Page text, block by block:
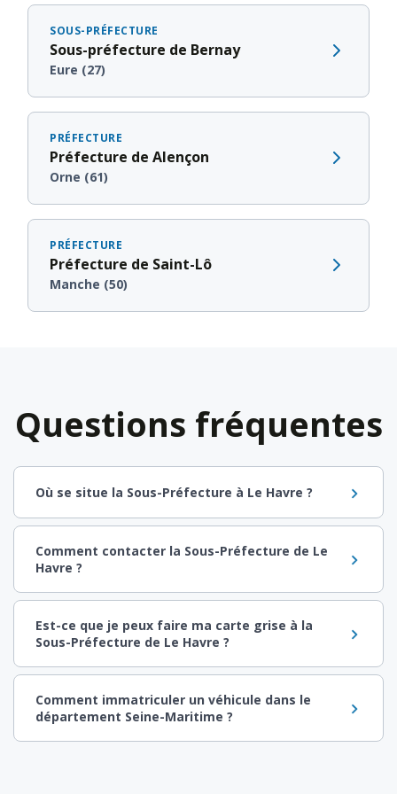
SOUS-PRÉFECTURE
Sous-préfecture de Bernay
Eure (27)
PRÉFECTURE
Préfecture de Alençon
Orne (61)
PRÉFECTURE
Préfecture de Saint-Lô
Manche (50)
Questions fréquentes
Où se situe la Sous-Préfecture à Le Havre ?
Comment contacter la Sous-Préfecture de Le
Havre ?
Est-ce que je peux faire ma carte grise à la
Sous-Préfecture de Le Havre ?
Comment immatriculer un véhicule dans le
département Seine-Maritime ?